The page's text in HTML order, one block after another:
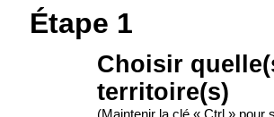
Étape 1
Choisir
territoire(s)
(Maintenir la clé « Ctrl » pour